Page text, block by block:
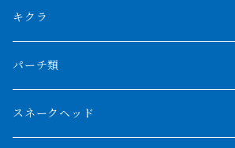
厳選 過背金龍
フルゴールデンクロスバック
ブルーベースクロスバック
BILLY-KENオリジナルブランド紅龍
チョッパーレッド
その他アジアアロワナ
リアルバンド
フォークバンド
フォーバータイガー
メニーバータイガー
ニューギニアダトニオ
プラチナ個体
ショート個体
ハイブリッドポリプ
エンドリケリー
ギニア
ナイルビチャー
ダイヤモンドポルカ
クロコダイル
その他淡水エイ
ネオケラ
その他肺魚
キクラ
パーチ類
スネークヘッド